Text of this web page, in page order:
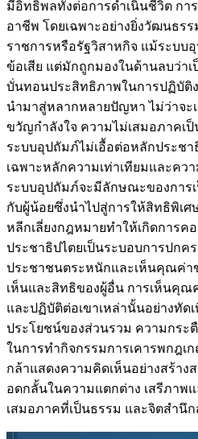
มีอิทธิพลทั้งต่อการดำเนินชีวิต กา
อาชีพ โดยเฉพาะอย่างยิ่งวัฒนธร
ราชการหรือรัฐวิสาหกิจ แม้ระบบ
ข้อเสีย แต่มักถูกมองในด้านลบว่า
บั่นทอนประสิทธิภาพในการปฏิบัติ
นำมาสู่หลากหลายปัญหา ไม่ว่าจะ
ขวัญกำลังใจ ความไม่เสมอภาคเ
ระบบอุปถัมภ์ไม่เอื้อต่อหลักประช
เฉพาะหลักความเท่าเทียมและคว
ระบบอุปถัมภ์จะมีลักษณะของการ
กับผู้น้อยซึ่งนำไปสู่การให้สิทธิพิเ
หลีกเลี่ยงกฎหมายทำให้เกิดการ
ประชาธิปไตยเป็นระบอบการปกค
ประชาชนตระหนักและเห็นคุณค่า
เห็นและสิทธิของผู้อื่น การเห็นคุณ
และปฏิบัติต่อเขาเหล่านั้นอย่างทัด
ประโยชน์ของส่วนรวม ความกระ
ในการทำกิจกรรมการเคารพกฎ
กล้าแสดงความคิดเห็นอย่างสร้าง
อดกลั้นในความแตกต่าง เสรีภาพ
เสมอภาคที่เป็นธรรม และจิตสำนึ